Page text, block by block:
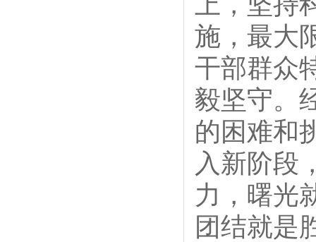
施，最大
干部群众
毅坚守。
的困难和
入新阶段
力，曙光
团结就是